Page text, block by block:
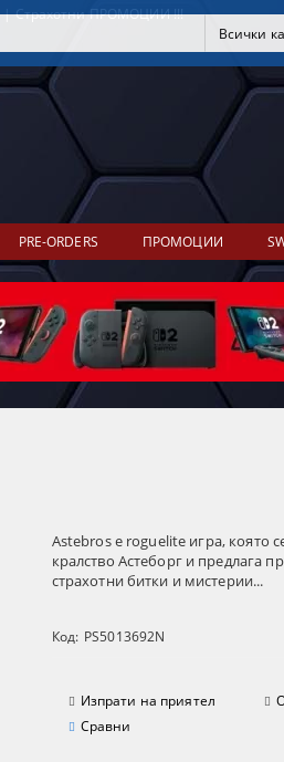
| Страхотни ПРОМОЦИИ !!!
PRE-ORDERS ПРОМОЦИИ
Astebros е roguelite игра, която
кралство Астеборг и предлага
страхотни битки и мистерии...
Код: PS5013692N
Изпрати на приятел
Сравни